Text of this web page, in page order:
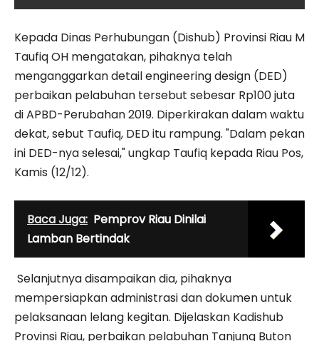
Kepada Dinas Perhubungan (Dishub) Provinsi Riau M
Taufiq OH mengatakan, pihaknya telah
menganggarkan detail engineering design (DED)
perbaikan pelabuhan tersebut sebesar Rp100 juta
di APBD-Perubahan 2019. Diperkirakan dalam waktu
dekat, sebut Taufiq, DED itu rampung. "Dalam pekan
ini DED-nya selesai," ungkap Taufiq kepada Riau Pos,
Kamis (12/12).
Baca Juga: Pemprov Riau Dinilai
Lamban Bertindak
Selanjutnya disampaikan dia, pihaknya
mempersiapkan administrasi dan dokumen untuk
pelaksanaan lelang kegitan. Dijelaskan Kadishub
Provinsi Riau, perbaikan pelabuhan Tanjung Buton